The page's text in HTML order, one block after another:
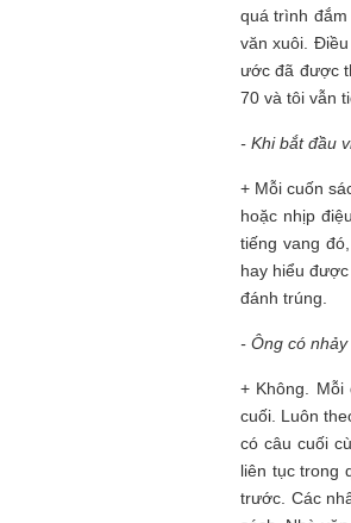
quá trình
văn xuôi.
ước đã được
70 và tôi vẫn
- Khi bắt đầu
+ Mỗi cuốn
hoặc nhịp
tiếng vang
hay hiểu
đánh trúng.
- Ông có nhảy
+ Không. Mỗi
cuối. Luôn
có câu cuối
liên tục trong
trước. Các